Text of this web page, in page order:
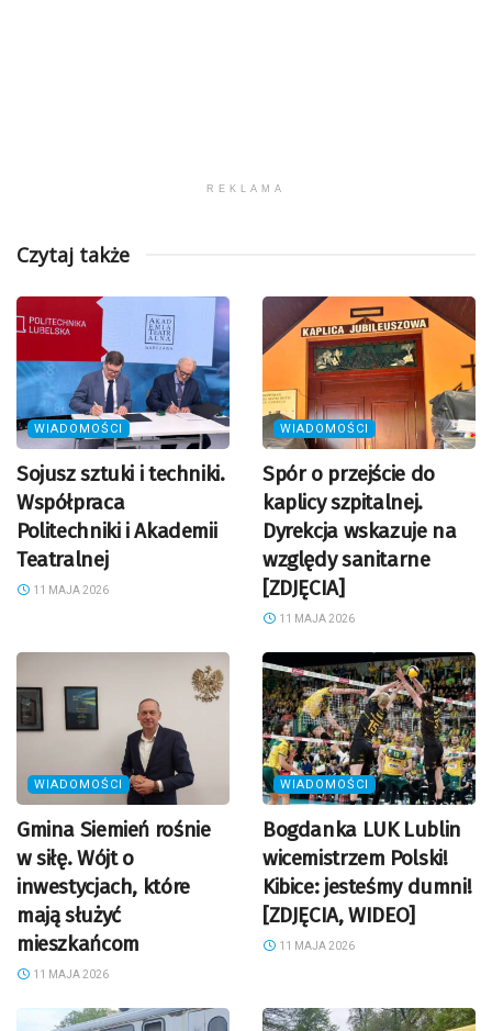
REKLAMA
Czytaj także
WIADOMOŚCI
Sojusz sztuki i techniki.
Współpraca
Politechniki i Akademii
Teatralnej
11 MAJA 2026
WIADOMOŚCI
Spór o przejście do
kaplicy szpitalnej.
Dyrekcja wskazuje na
względy sanitarne
[ZDJĘCIA]
11 MAJA 2026
WIADOMOŚCI
Gmina Siemień rośnie
w siłę. Wójt o
inwestycjach, które
mają służyć
mieszkańcom
11 MAJA 2026
WIADOMOŚCI
Bogdanka LUK Lublin
wicemistrzem Polski!
Kibice: jesteśmy dumni!
[ZDJĘCIA, WIDEO]
11 MAJA 2026